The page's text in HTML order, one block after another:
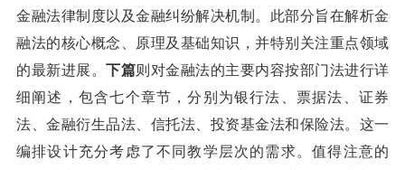
金融法律制度以及金融纠纷解决机制。此部分旨在解析金
融法的核心概念、原理及基础知识，并特别关注重点领域
的最新进展。 下篇则对金融法的主要内容按部门法进行详
细阐述，包含七个章节，分别为银行法、票据法、证券
法、金融衍生品法、信托法、投资基金法和保险法。这一
编排设计充分考虑了不同教学层次的需求。值得注意的